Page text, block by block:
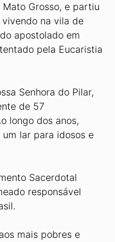
Mato Grosso, e partiu
na vila de
apostolado em
pela Eucaristia
Senhora do Pilar,
de 57
longo dos anos,
lar para idosos e
Sacerdotal
responsável
mais pobres e